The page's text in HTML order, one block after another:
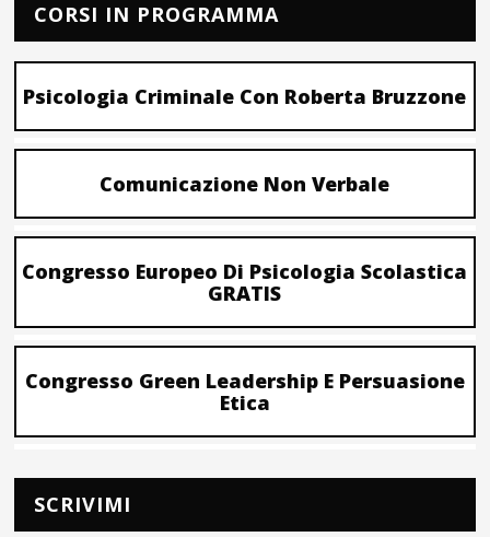
CORSI IN PROGRAMMA
Psicologia Criminale Con Roberta Bruzzone
Comunicazione Non Verbale
Congresso Europeo Di Psicologia Scolastica
GRATIS
Congresso Green Leadership E Persuasione
Etica
SCRIVIMI